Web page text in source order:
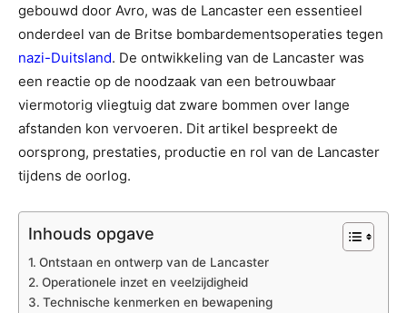
gebouwd door Avro, was de Lancaster een essentieel
onderdeel van de Britse bombardementsoperaties tegen
nazi-Duitsland. De ontwikkeling van de Lancaster was
een reactie op de noodzaak van een betrouwbaar
viermotorig vliegtuig dat zware bommen over lange
afstanden kon vervoeren. Dit artikel bespreekt de
oorsprong, prestaties, productie en rol van de Lancaster
tijdens de oorlog.
Inhouds opgave
Ontstaan en ontwerp van de Lancaster
Operationele inzet en veelzijdigheid
Technische kenmerken en bewapening